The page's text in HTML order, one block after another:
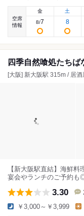
空席
情報
金
8/7
土
8
四季自然喰処たちば
[大阪] 新大阪駅 315m / 居
【新大阪駅直結】海鮮
宴会やランチのご予約も
3.30
￥3,000～￥3,999